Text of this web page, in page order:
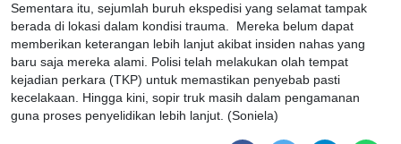
Sementara itu, sejumlah buruh ekspedisi yang selamat tampak
berada di lokasi dalam kondisi trauma. Mereka belum dapat
memberikan keterangan lebih lanjut akibat insiden nahas yang
baru saja mereka alami. Polisi telah melakukan olah tempat
kejadian perkara (TKP) untuk memastikan penyebab pasti
kecelakaan. Hingga kini, sopir truk masih dalam pengamanan
guna proses penyelidikan lebih lanjut. (Soniela)